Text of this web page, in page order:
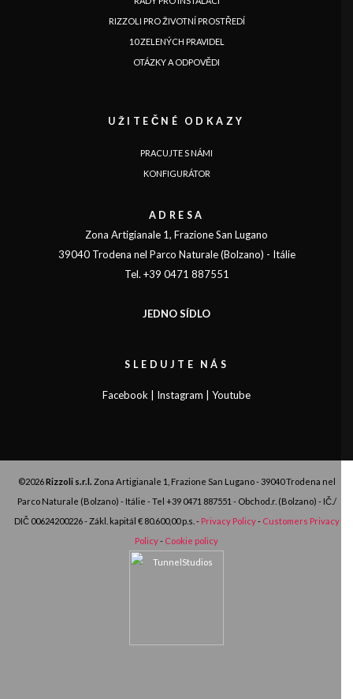
RIZZOLI PRO ŽIVOTNÍ PROSTŘEDÍ
10 ZELENÝCH PRAVIDEL
OTÁZKY A ODPOVĚDI
UŽITEČNÉ ODKAZY
PRACUJTE S NÁMI
KONFIGURÁTOR
ADRESA
Zona Artigianale 1, Frazione San Lugano
39040 Trodena nel Parco Naturale (Bolzano) - Itálie
Tel. +39 0471 887551
JEDNO SÍDLO
SLEDUJTE NÁS
Facebook Instagram Youtube
©2026Rizzoli s.r.l. Zona Artigianale 1, Frazione San Lugano - 39040 Trodena nel
Parco Naturale (Bolzano) - Itálie - Tel +39 0471 887551 - Obchod.r. (Bolzano) - IČ./
DIČ 00624200226 - Zákl. kapitál € 80.600,00 p.s. - Privacy Policy- Customers Privacy
Policy- Cookie policy